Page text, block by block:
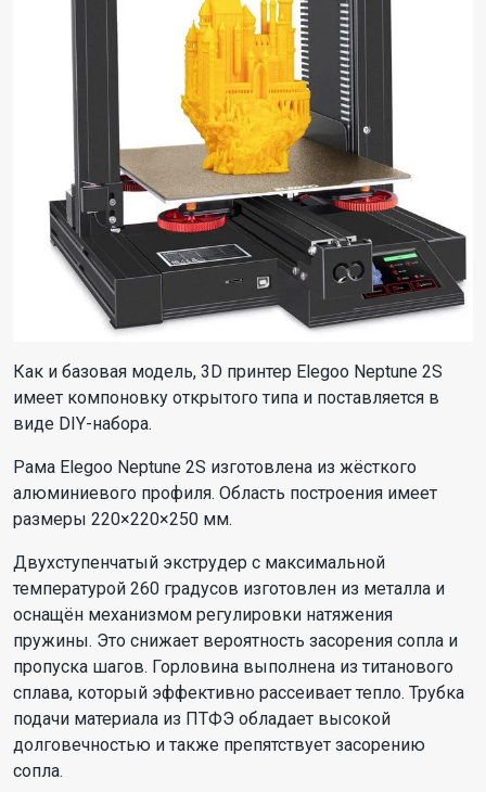
Как и базовая модель, 3D принтер Elegoo Neptune 2S
имеет компоновку открытого типа и поставляется в
виде DIY-набора.
Рама Elegoo Neptune 2S изготовлена из жёсткого
алюминиевого профиля. Область построения имеет
размеры 220×220×250 мм.
Двухступенчатый экструдер с максимальной
температурой 260 градусов изготовлен из металла и
оснащён механизмом регулировки натяжения
пружины. Это снижает вероятность засорения сопла и
пропуска шагов. Горловина выполнена из титанового
сплава, который эффективно рассеивает тепло. Трубка
подачи материала из ПТФЭ обладает высокой
долговечностью и также препятствует засорению
сопла.